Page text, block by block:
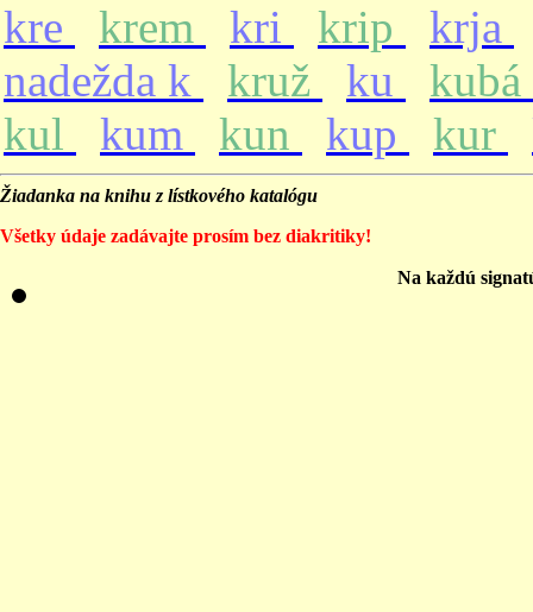
kre
krem kri krip
krja
nadežda k
kruž ku
kubá
kul
kum kun kup kur
Žiadanka na knihu z lístkového katalógu
Všetky údaje zadávajte prosím bez diakritiky!
Na každú